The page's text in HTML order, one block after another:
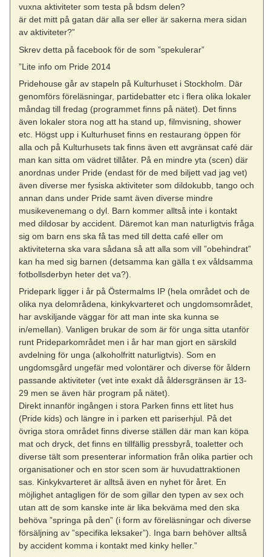
vuxna aktiviteter som testa på bdsm delen?
är det mitt på gatan där alla ser eller är sakerna mera sidan
av aktiviteter?”
Skrev detta på facebook för de som ”spekulerar”
”Lite info om Pride 2014
Pridehouse går av stapeln på Kulturhuset i Stockholm. Där
genomförs föreläsningar, partidebatter etc i flera olika lokaler
måndag till fredag (programmet finns på nätet). Det finns
även lokaler stora nog att ha stand up, filmvisning, shower
etc. Högst upp i Kulturhuset finns en restaurang öppen för
alla och på Kulturhusets tak finns även ett avgränsat café där
man kan sitta om vädret tillåter. På en mindre yta (scen) där
anordnas under Pride (endast för de med biljett vad jag vet)
även diverse mer fysiska aktiviteter som dildokubb, tango och
annan dans under Pride samt även diverse mindre
musikevenemang o dyl. Barn kommer alltså inte i kontakt
med dildosar by accident. Däremot kan man naturligtvis fråga
sig om barn ens ska få tas med till detta café eller om
aktiviteterna ska vara sådana så att alla som vill ”obehindrat”
kan ha med sig barnen (detsamma kan gälla t ex våldsamma
fotbollsderbyn heter det va?).
Pridepark ligger i år på Östermalms IP (hela området och de
olika nya delområdena, kinkykvarteret och ungdomsområdet,
har avskiljande väggar för att man inte ska kunna se
in/emellan). Vanligen brukar de som är för unga sitta utanför
runt Prideparkområdet men i år har man gjort en särskild
avdelning för unga (alkoholfritt naturligtvis). Som en
ungdomsgård ungefär med volontärer och diverse för åldern
passande aktiviteter (vet inte exakt då åldersgränsen är 13-
29 men se även här program på nätet).
Direkt innanför ingången i stora Parken finns ett litet hus
(Pride kids) och längre in i parken ett pariserhjul. På det
övriga stora området finns diverse ställen där man kan köpa
mat och dryck, det finns en tillfällig pressbyrå, toaletter och
diverse tält som presenterar information från olika partier och
organisationer och en stor scen som är huvudattraktionen
sas. Kinkykvarteret är alltså även en nyhet för året. En
möjlighet antagligen för de som gillar den typen av sex och
utan att de som kanske inte är lika bekväma med den ska
behöva ”springa på den” (i form av föreläsningar och diverse
försäljning av ”specifika leksaker”). Inga barn behöver alltså
by accident komma i kontakt med kinky heller.”